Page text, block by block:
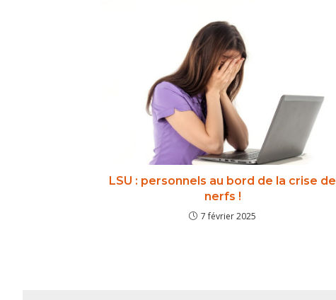
LSU : personnels au bord de la crise de
nerfs !
7 février 2025